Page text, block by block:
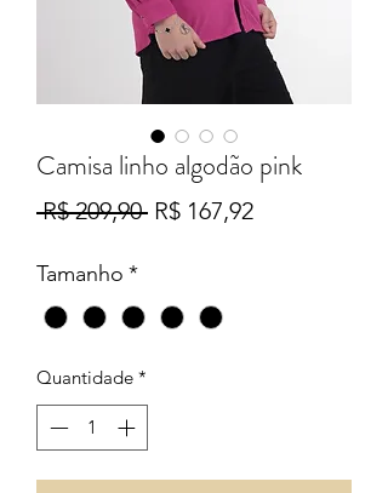
Camisa linho algodão pink
R$ 209,90 Preço
R$ 167,92Preço
Tamanho *
Quantidade *